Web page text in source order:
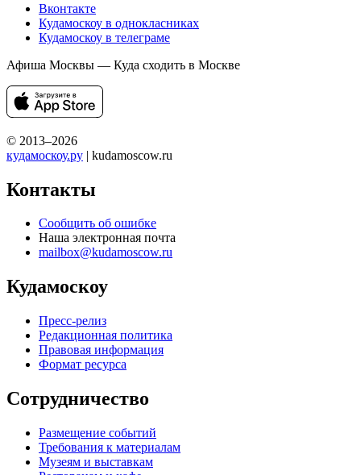
Вконтакте
Кудамоскоу в однокласниках
Кудамоскоу в телеграме
Афиша Москвы — Куда сходить в Москве
© 2013–2026
кудамоскоу.ру | kudamoscow.ru
Контакты
Сообщить об ошибке
Наша электронная почта
mailbox@kudamoscow.ru
Кудамоскоу
Пресс-релиз
Редакционная политика
Правовая информация
Формат ресурса
Сотрудничество
Размещение событий
Требования к материалам
Музеям и выставкам